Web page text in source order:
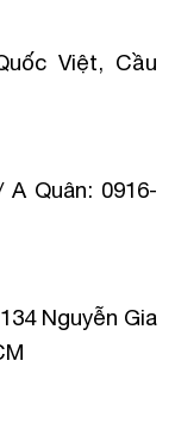
Việt, Cầu
Quân: 0916-
Nguyễn Gia